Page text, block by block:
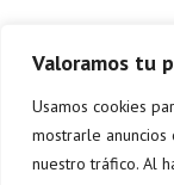
Valoramos tu
Usamos cookies
mostrarle
nuestro tráfico. Al